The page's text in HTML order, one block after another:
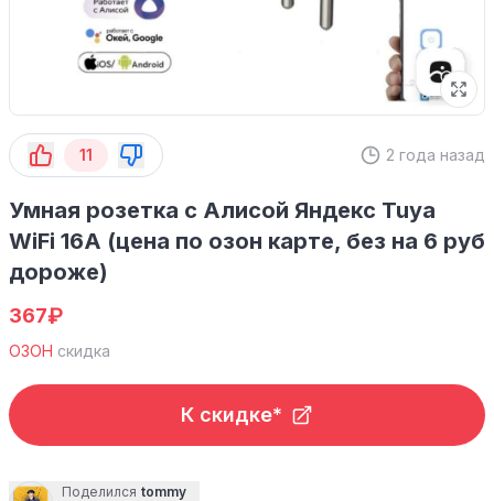
11 2 года назад
Умная розетка с Алисой Яндекс Tuya
WiFi 16А (цена по озон карте, без на 6 руб
дороже)
367₽
ОЗОН скидка
К скидке*
Поделился tommy